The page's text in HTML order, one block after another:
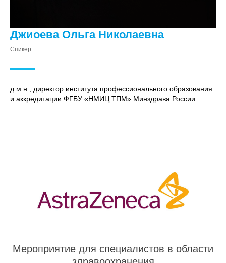
Джиоева Ольга Николаевна
Спикер
д.м.н., директор института профессионального образования
и аккредитации ФГБУ «НМИЦ ТПМ» Минздрава России
Мероприятие для специалистов в области